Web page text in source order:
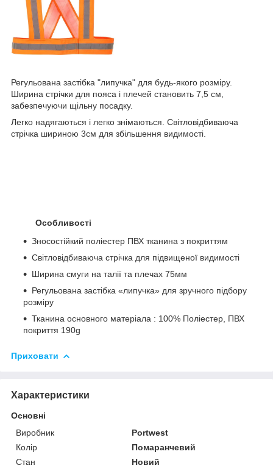
Регульована застібка "липучка" для будь-якого розміру.
Ширина стрічки для пояса і плечей становить 7,5 см,
забезпечуючи щільну посадку.
Легко надягаються і легко знімаються. Світловідбиваюча
стрічка шириною 3см для збільшення видимості.
Особливості
Зносостійкий поліестер ПВХ тканина з покриттям
Світловідбиваюча стрічка для підвищеної видимості
Ширина смуги на талії та плечах 75мм
Регульована застібка «липучка» для зручного підбору
розміру
Тканина основного матеріала : 100% Поліестер, ПВХ
покриття 190g
Приховати
Характеристики
Основні
Виробник
Portwest
Колір
Помаранчевий
Стан
Новий